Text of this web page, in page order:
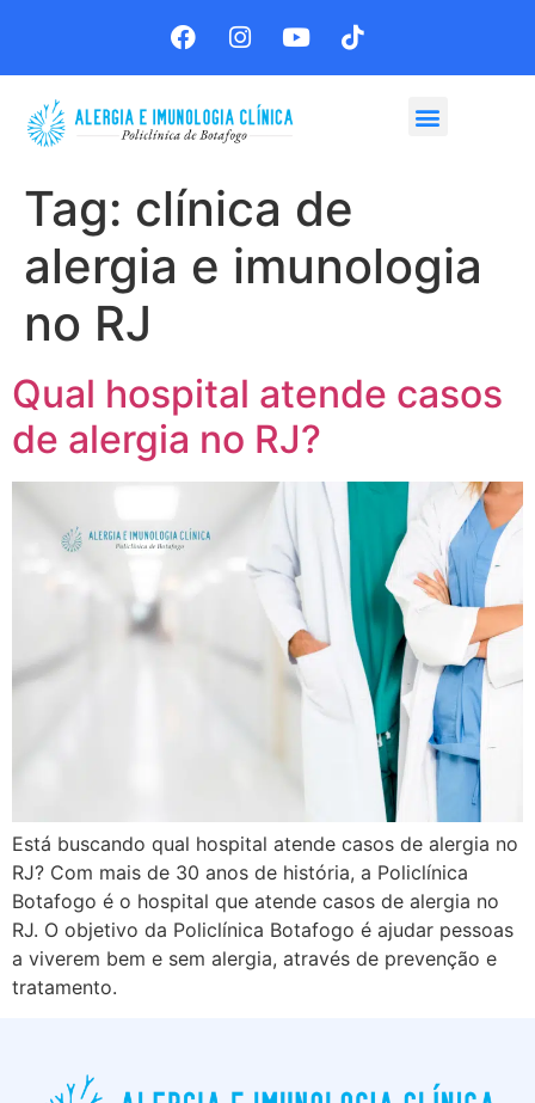
Tag: clínica de
alergia e imunologia
no RJ
Qual hospital atende casos
de alergia no RJ?
Está buscando qual hospital atende casos de alergia no
RJ? Com mais de 30 anos de história, a Policlínica
Botafogo é o hospital que atende casos de alergia no
RJ. O objetivo da Policlínica Botafogo é ajudar pessoas
a viverem bem e sem alergia, através de prevenção e
tratamento.